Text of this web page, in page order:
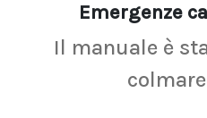
Emergenze
Il manuale è